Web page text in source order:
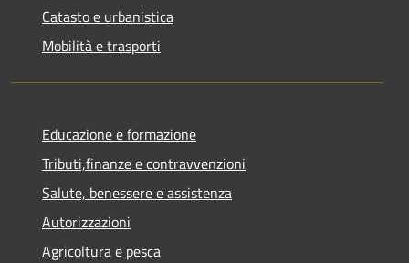
Catasto e urbanistica
Mobilità e trasporti
Educazione e formazione
Tributi,finanze e contravvenzioni
Salute, benessere e assistenza
Autorizzazioni
Agricoltura e pesca